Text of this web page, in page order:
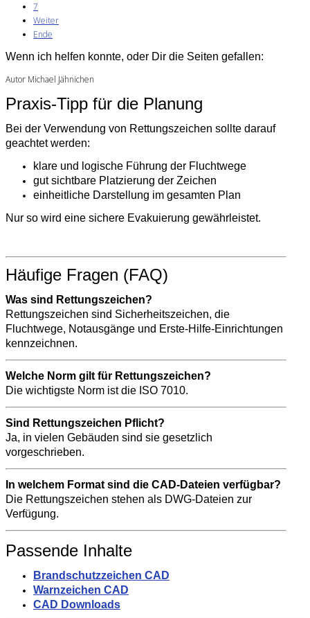
7
Weiter
Ende
Wenn ich helfen konnte, oder Dir die Seiten gefallen:
Autor Michael Jähnichen
Praxis-Tipp für die Planung
Bei der Verwendung von Rettungszeichen sollte darauf
geachtet werden:
klare und logische Führung der Fluchtwege
gut sichtbare Platzierung der Zeichen
einheitliche Darstellung im gesamten Plan
Nur so wird eine sichere Evakuierung gewährleistet.
Häufige Fragen (FAQ)
Was sind Rettungszeichen?
Rettungszeichen sind Sicherheitszeichen, die
Fluchtwege, Notausgänge und Erste-Hilfe-Einrichtungen
kennzeichnen.
Welche Norm gilt für Rettungszeichen?
Die wichtigste Norm ist die ISO 7010.
Sind Rettungszeichen Pflicht?
Ja, in vielen Gebäuden sind sie gesetzlich
vorgeschrieben.
In welchem Format sind die CAD-Dateien verfügbar?
Die Rettungszeichen stehen als DWG-Dateien zur
Verfügung.
Passende Inhalte
Brandschutzzeichen CAD
Warnzeichen CAD
CAD Downloads